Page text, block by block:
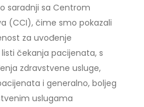
saradnji sa Centrom
(CCI), čime smo pokazali
za uvođenje
čekanja pacijenata, s
zdravstvene usluge,
i generalno, boljeg
uslugama